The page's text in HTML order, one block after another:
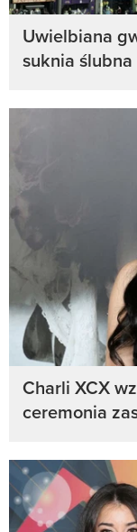
Uwielbiana
suknia
Charli XCX
ceremonia